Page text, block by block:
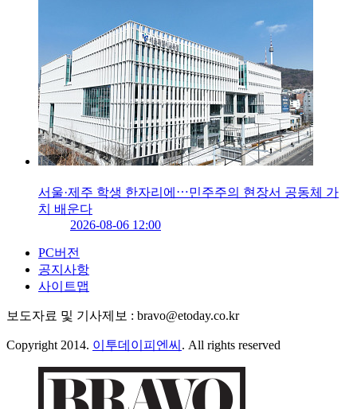
서울·제주 학생 한자리에⋯민주주의 현장서 공동체 가
치 배운다
2026-08-06 12:00
PC버전
공지사항
사이트맵
보도자료 및 기사제보 : bravo@etoday.co.kr
Copyright 2014. 이투데이피엔씨 . All rights reserved